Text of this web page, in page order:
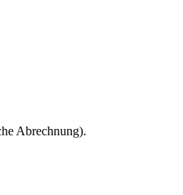
Abrechnung).